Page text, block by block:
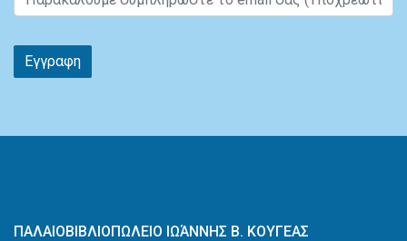
Εγγραφη
ΠΑΛΑΙΟΒΙΒΛΙΟΠΩΛΕΙΟ ΙΩΆΝΝΗΣ Β. ΚΟΥΓΕΑΣ